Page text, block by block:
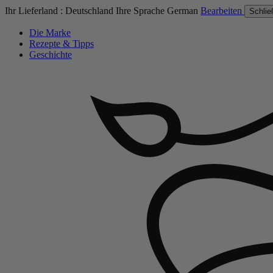
Ihr Lieferland : Deutschland Ihre Sprache German Bearbeiten
Die Marke
Rezepte & Tipps
Geschichte